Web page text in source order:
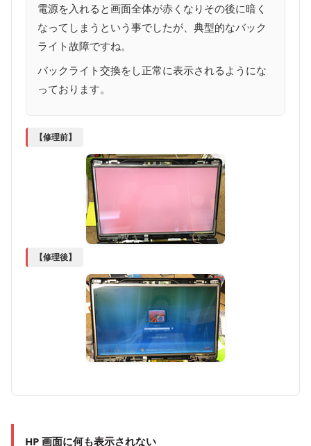
電源を入れると画面全体が赤くなりその後に暗く
なってしまうという事でしたが、典型的なバック
ライト故障ですね。
バックライト交換をし正常に表示されるようにな
っております。
【修理前】
【修理後】
HP 画面に何も表示されない